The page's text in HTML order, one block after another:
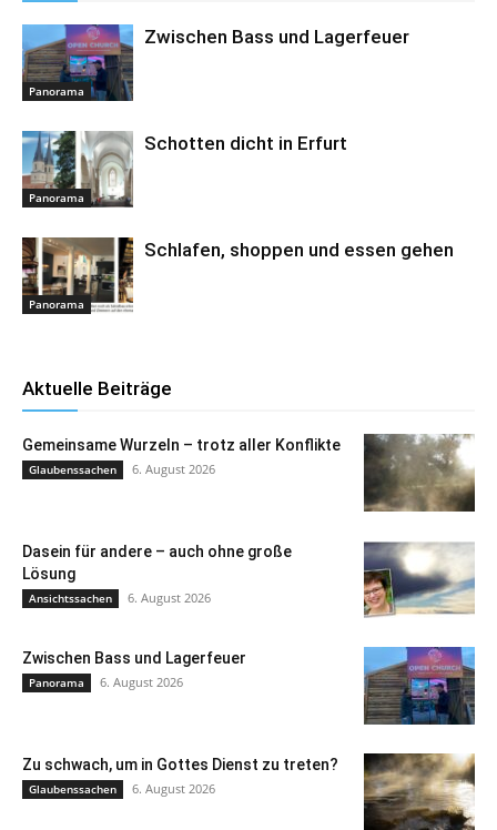
Panorama
Zwischen Bass und Lagerfeuer
Panorama
Schotten dicht in Erfurt
Panorama
Schlafen, shoppen und essen gehen
Aktuelle Beiträge
Gemeinsame Wurzeln – trotz aller Konflikte
Glaubenssachen 6. August 2026
Dasein für andere – auch ohne große
Lösung
Ansichtssachen 6. August 2026
Zwischen Bass und Lagerfeuer
Panorama 6. August 2026
Zu schwach, um in Gottes Dienst zu treten?
Glaubenssachen 6. August 2026